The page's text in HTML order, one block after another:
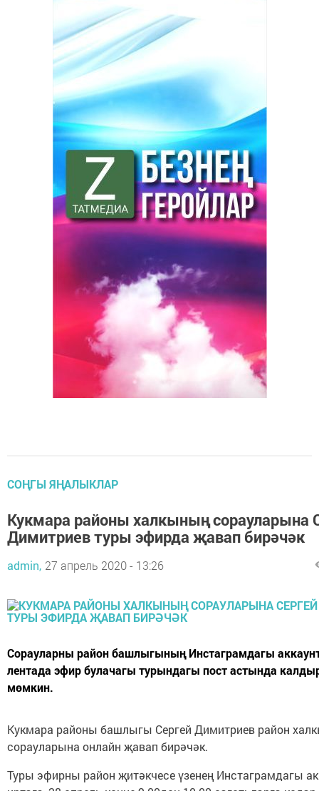
СОҢГЫ ЯҢАЛЫКЛАР
Кукмара районы халкының сорауларына
Димитриев туры эфирда җавап бирәчәк
admin, 27 апрель 2020 - 13:26
Сорауларны район башлыгының Инстаграмдагы
лентада эфир булачагы турындагы пост астында
мөмкин.
Кукмара районы башлыгы Сергей Димитриев район
сорауларына онлайн җавап бирәчәк.
Туры эфирны район җитәкчесе үзенең Инстаграмдагы